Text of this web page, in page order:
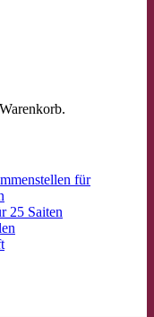
für
25 Saiten